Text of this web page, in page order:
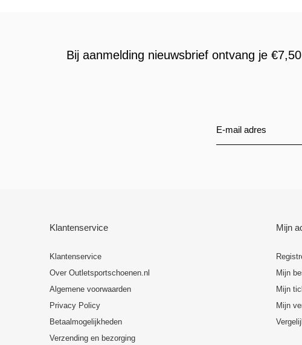
Bij aanmelding nieuwsbrief ontvang je
Klantenservice
Klantenservice
Over Outletsportschoenen.nl
Algemene voorwaarden
Privacy Policy
Betaalmogelijkheden
Verzending en bezorging
Mijn
Mijn
Mijn
Mijn